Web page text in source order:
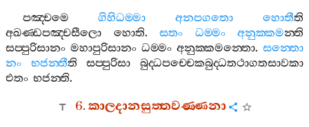
පඤ‍්චමෙ ගිහිධම‍්මා අනපගතො හොතීති
අඛණ‍්ඩපඤ‍්චසීලො
හොති. සතං ධම‍්මං අනුක‍්කමන‍්ති
සප‍්පුරිසානං මහාපුරිසානං ධම‍්මං අනුක‍්කමන‍්තො. සන‍්තො
නං
භජන‍්තීති සප‍්පුරිසා
බුද‍්ධපච‍්චෙකබුද‍්ධතථාගතසාවකා
එතං භජන‍්ති.
6.කාලදානසුත‍්තවණ‍්ණනා